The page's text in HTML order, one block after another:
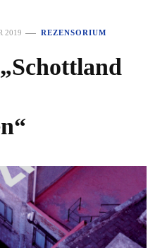
2019 REZENSORIUM